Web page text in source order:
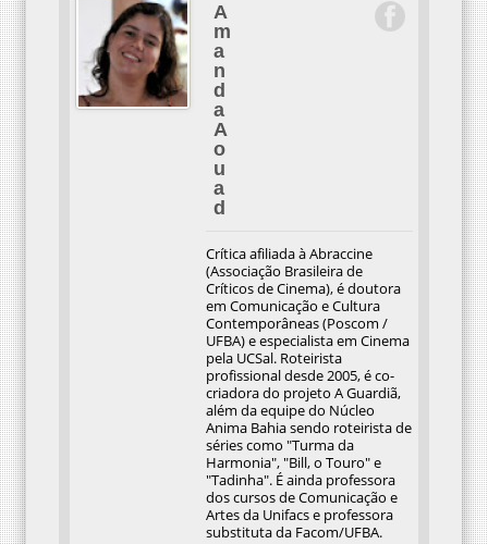
A
m
a
n
d
a
A
o
u
a
d
Crítica afiliada à Abraccine
(Associação Brasileira de
Críticos de Cinema), é doutora
em Comunicação e Cultura
Contemporâneas (Poscom /
UFBA) e especialista em Cinema
pela UCSal. Roteirista
profissional desde 2005, é co-
criadora do projeto A Guardiã,
além da equipe do Núcleo
Anima Bahia sendo roteirista de
séries como "Turma da
Harmonia", "Bill, o Touro" e
"Tadinha". É ainda professora
dos cursos de Comunicação e
Artes da Unifacs e professora
substituta da Facom/UFBA.